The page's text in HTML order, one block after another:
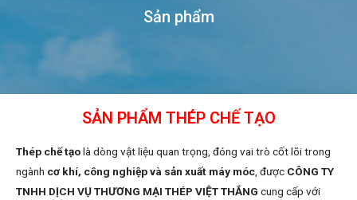
Sản phẩm
SẢN PHẨM THÉP CHẾ TẠO
Thép chế tạolà dòng vật liệu quan trọng, đóng vai trò cốt lõi trong
ngành cơ khí, công nghiệp và sản xuất máy móc, được CÔNG TY
TNHH DỊCH VỤ THƯƠNG MẠI THÉP VIỆT THẮNG cung cấp với